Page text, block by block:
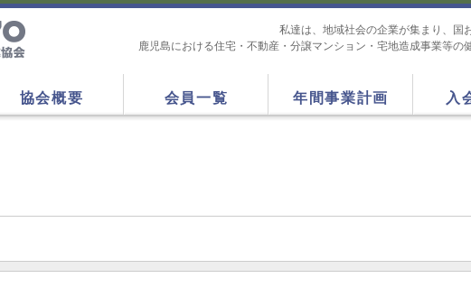
私達は、地域社会の企業が集まり、国
鹿児島における住宅・不動産・分譲マンション・宅地造成事業等
協会概要 会員一覧 年間事業計画 入